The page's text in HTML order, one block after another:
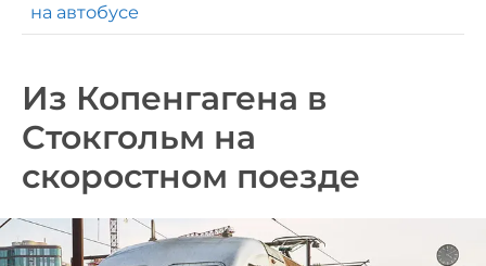
на автобусе
Из Копенгагена в
Стокгольм на
скоростном поезде